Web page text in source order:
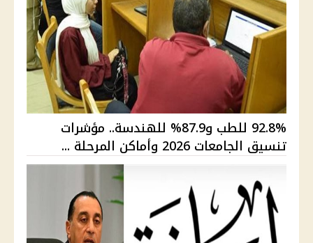
92.8% للطب و87.9% للهندسة.. مؤشرات
تنسيق الجامعات 2026 وأماكن المرحلة ...